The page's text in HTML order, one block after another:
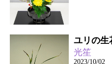
ユリの生
光笙
2023/10/02